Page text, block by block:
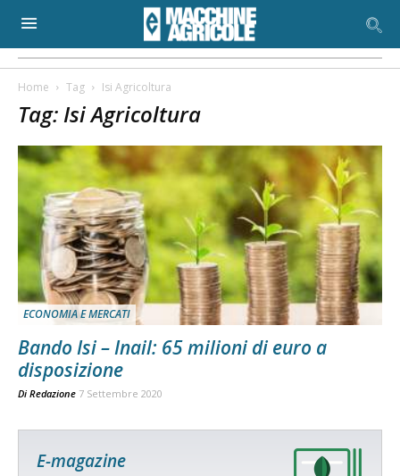
Home Tag Isi Agricoltura
Tag: Isi Agricoltura
ECONOMIA E MERCATI
Bando Isi – Inail: 65 milioni di euro a
disposizione
Di Redazione 7 Settembre 2020
E-magazine